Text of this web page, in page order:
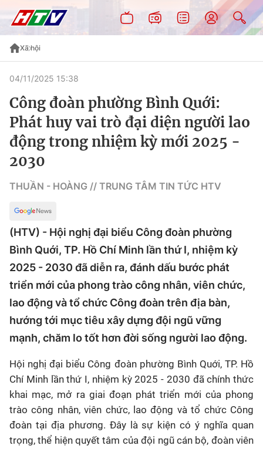
Xã hội
04/11/2025 15:38
Công đoàn phường Bình Quới:
Phát huy vai trò đại diện người lao
động trong nhiệm kỳ mới 2025 -
2030
THUẦN - HOÀNG // TRUNG TÂM TIN TỨC HTV
(HTV) - Hội nghị đại biểu Công đoàn phường
Bình Quới, TP. Hồ Chí Minh lần thứ I, nhiệm kỳ
2025 - 2030 đã diễn ra, đánh dấu bước phát
triển mới của phong trào công nhân, viên chức,
lao động và tổ chức Công đoàn trên địa bàn,
hướng tới mục tiêu xây dựng đội ngũ vững
mạnh, chăm lo tốt hơn đời sống người lao động.
Hội nghị đại biểu Công đoàn phường Bình Quới, TP. Hồ
Chí Minh lần thứ I, nhiệm kỳ 2025 - 2030 đã chính thức
khai mạc, mở ra giai đoạn phát triển mới của phong
trào công nhân, viên chức, lao động và tổ chức Công
đoàn tại địa phương. Đây là sự kiện có ý nghĩa quan
trọng, thể hiện quyết tâm của đội ngũ cán bộ, đoàn viên